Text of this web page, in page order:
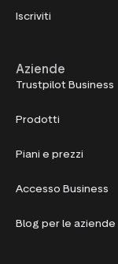
Iscriviti
Aziende
Trustpilot Business
Prodotti
Piani e prezzi
Accesso Business
Blog per le aziende